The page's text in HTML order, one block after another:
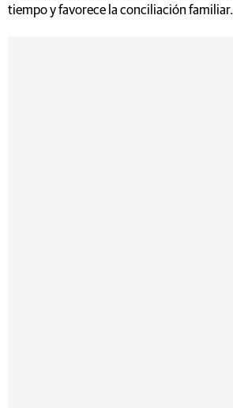
tiempo y favorece la conciliación familiar.